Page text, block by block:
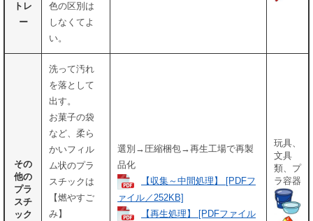
トレ
ー
色の区別は
しなくてよ
い。
その
他の
プラ
スチ
ック
洗って汚れ
を落として
出す。
お菓子の袋
など、柔ら
かいフィル
ム状のプラ
スチックは
【燃やすご
み】
選別→圧縮梱包→再生工場で再製
品化
【収集～中間処理】 [PDFフ
ァイル／252KB]
【再生処理】 [PDFファイル
玩具、
文具
類、プ
ラ容器